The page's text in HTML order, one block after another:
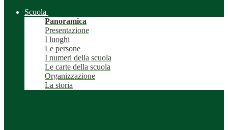
Scuola
Panoramica
Presentazione
I luoghi
Le persone
I numeri della scuola
Le carte della scuola
Organizzazione
La storia